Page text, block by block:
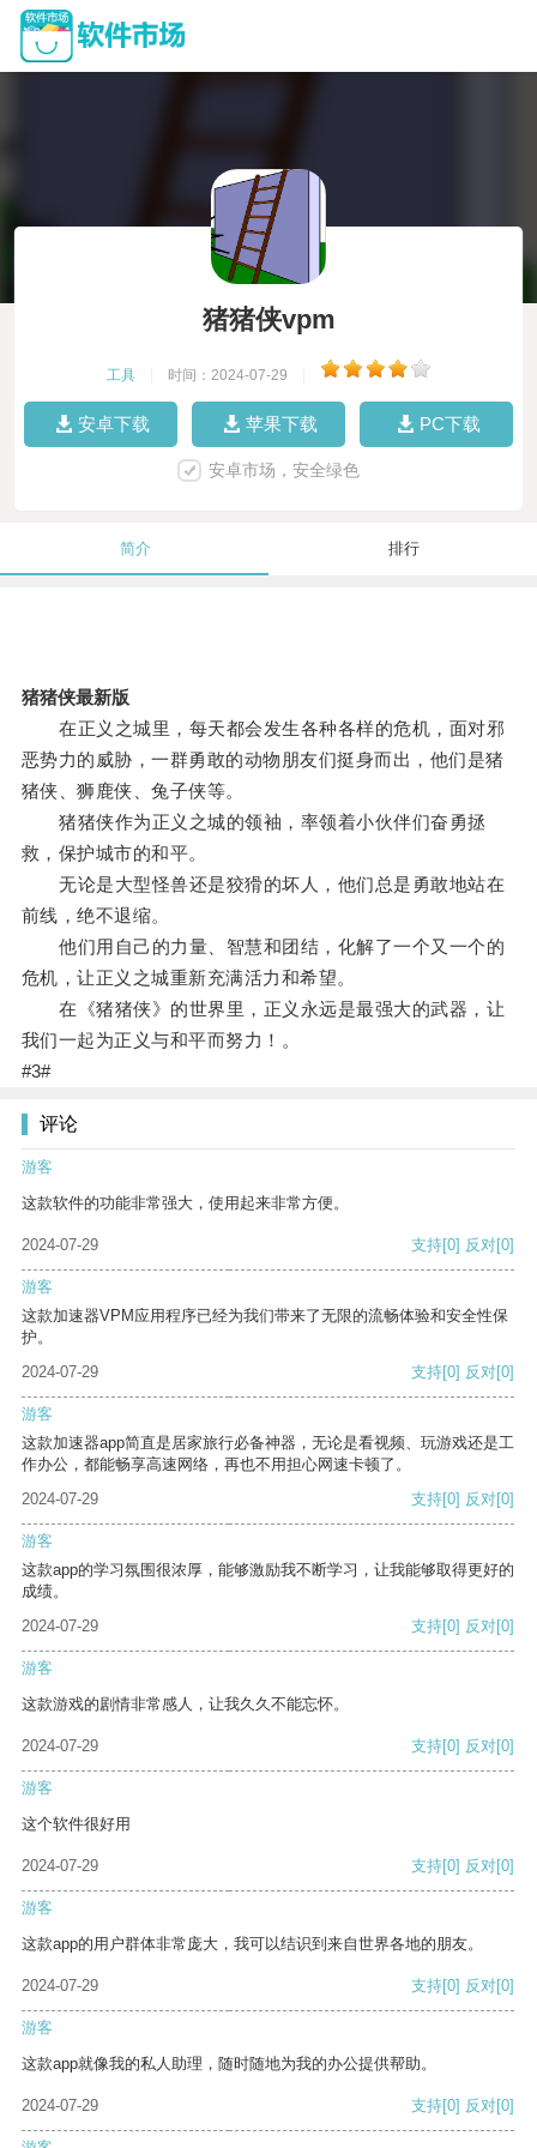
猪猪侠vpm
工具 时间：2024-07-29
安卓下载 苹果下载 PC下载
安卓市场，安全绿色
简介 排行
猪猪侠最新版
在正义之城里，每天都会发生各种各样的危机，面对邪
恶势力的威胁，一群勇敢的动物朋友们挺身而出，他们是猪
猪侠、狮鹿侠、兔子侠等。
猪猪侠作为正义之城的领袖，率领着小伙伴们奋勇拯
救，保护城市的和平。
无论是大型怪兽还是狡猾的坏人，他们总是勇敢地站在
前线，绝不退缩。
他们用自己的力量、智慧和团结，化解了一个又一个的
危机，让正义之城重新充满活力和希望。
在《猪猪侠》的世界里，正义永远是最强大的武器，让
我们一起为正义与和平而努力！。
#3#
评论
游客
这款软件的功能非常强大，使用起来非常方便。
2024-07-29 支持[0] 反对[0]
游客
这款加速器VPM应用程序已经为我们带来了无限的流畅体验和安全性保
护。
2024-07-29
支持[0] 反对[0]
游客
这款加速器app简直是居家旅行必备神器，无论是看视频、玩游戏还是工
作办公，都能畅享高速网络，再也不用担心网速卡顿了。
2024-07-29
支持[0] 反对[0]
游客
这款app的学习氛围很浓厚，能够激励我不断学习，让我能够取得更好的
成绩。
2024-07-29
支持[0] 反对[0]
游客
这款游戏的剧情非常感人，让我久久不能忘怀。
2024-07-29 支持[0] 反对[0]
游客
这个软件很好用
2024-07-29 支持[0] 反对[0]
游客
这款app的用户群体非常庞大，我可以结识到来自世界各地的朋友。
2024-07-29 支持[0] 反对[0]
游客
这款app就像我的私人助理，随时随地为我的办公提供帮助。
2024-07-29 支持[0] 反对[0]